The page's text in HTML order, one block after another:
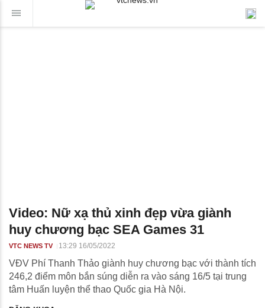
Video: Nữ xạ thủ xinh đẹp vừa giành
huy chương bạc SEA Games 31
VTC NEWS TV 13:29 16/05/2022
VĐV Phí Thanh Thảo giành huy chương bạc với thành tích
246,2 điểm môn bắn súng diễn ra vào sáng 16/5 tại trung
tâm Huấn luyện thể thao Quốc gia Hà Nội.